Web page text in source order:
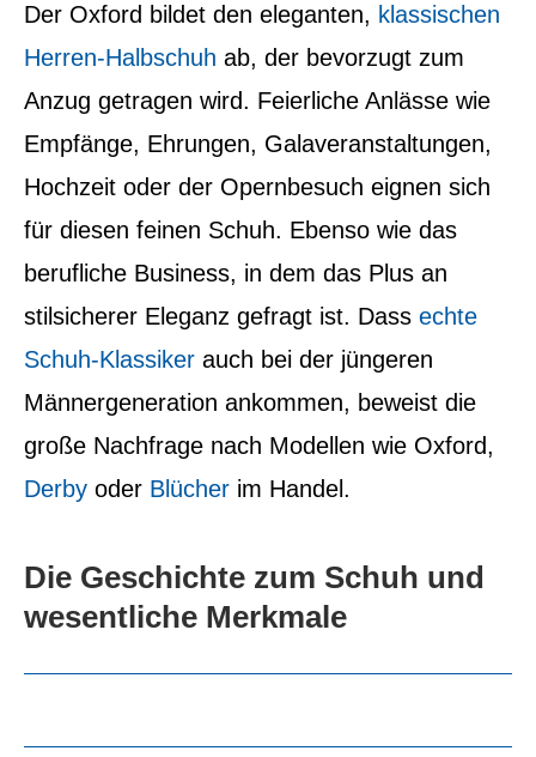
Der Oxford bildet den eleganten, klassischen
Herren-Halbschuh ab, der bevorzugt zum
Anzug getragen wird. Feierliche Anlässe wie
Empfänge, Ehrungen, Galaveranstaltungen,
Hochzeit oder der Opernbesuch eignen sich
für diesen feinen Schuh. Ebenso wie das
berufliche Business, in dem das Plus an
stilsicherer Eleganz gefragt ist. Dass echte
Schuh-Klassiker auch bei der jüngeren
Männergeneration ankommen, beweist die
große Nachfrage nach Modellen wie Oxford,
Derby oder Blücher im Handel.
Die Geschichte zum Schuh und
wesentliche Merkmale